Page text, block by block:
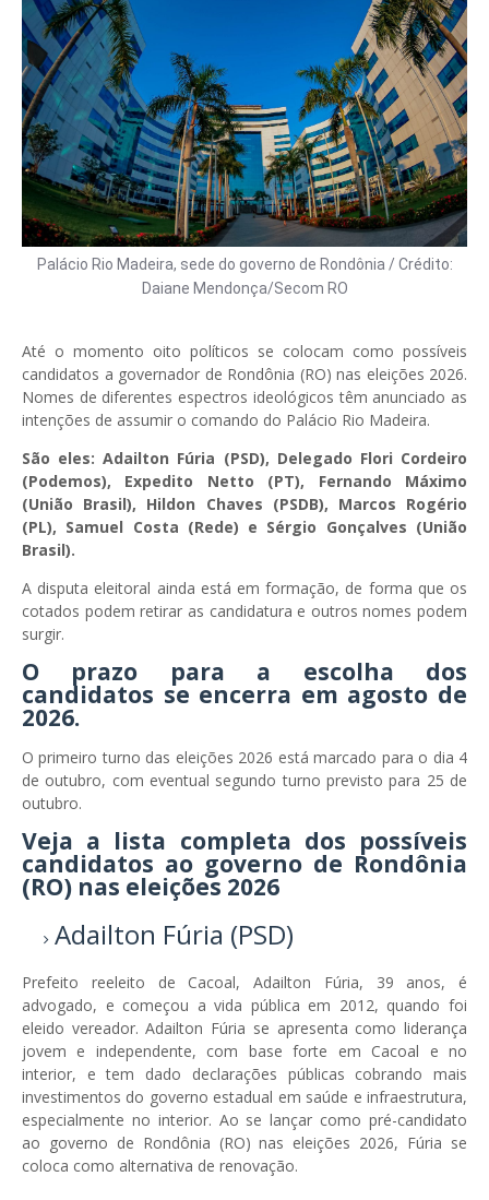
Palácio Rio Madeira, sede do governo de Rondônia / Crédito:
Daiane Mendonça/Secom RO
Até o momento oito políticos se colocam como possíveis
candidatos a governador de Rondônia (RO) nas eleições 2026.
Nomes de diferentes espectros ideológicos têm anunciado as
intenções de assumir o comando do Palácio Rio Madeira.
São eles: Adailton Fúria (PSD), Delegado Flori Cordeiro
(Podemos), Expedito Netto (PT), Fernando Máximo
(União Brasil), Hildon Chaves (PSDB), Marcos Rogério
(PL), Samuel Costa (Rede) e Sérgio Gonçalves (União
Brasil).
A disputa eleitoral ainda está em formação, de forma que os
cotados podem retirar as candidatura e outros nomes podem
surgir.
O prazo para a escolha dos
candidatos se encerra em agosto de
2026.
O primeiro turno das eleições 2026 está marcado para o dia 4
de outubro, com eventual segundo turno previsto para 25 de
outubro.
Veja a lista completa dos possíveis
candidatos ao governo de Rondônia
(RO) nas eleições 2026
Adailton Fúria (PSD)
Prefeito reeleito de Cacoal, Adailton Fúria, 39 anos, é
advogado, e começou a vida pública em 2012, quando foi
eleido vereador. Adailton Fúria se apresenta como liderança
jovem e independente, com base forte em Cacoal e no
interior, e tem dado declarações públicas cobrando mais
investimentos do governo estadual em saúde e infraestrutura,
especialmente no interior. Ao se lançar como pré-candidato
ao governo de Rondônia (RO) nas eleições 2026, Fúria se
coloca como alternativa de renovação.